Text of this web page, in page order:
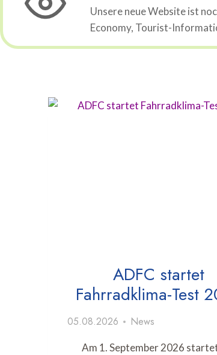
Unsere neue Website ist
Economy, Tourist-
ADFC startet
Fahrradklima-Test
05.08.2026 News
Am 1. September 2026